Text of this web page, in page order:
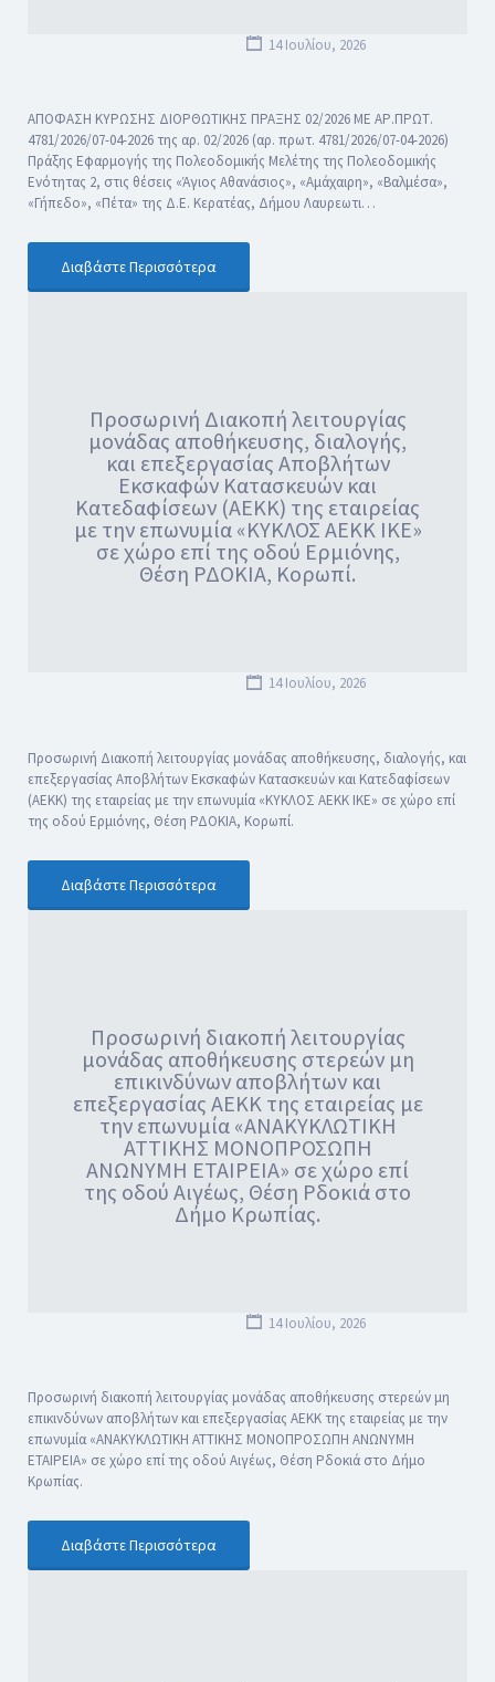
14 Ιουλίου, 2026
ΑΠΟΦΑΣΗ ΚΥΡΩΣΗΣ ΔΙΟΡΘΩΤΙΚΗΣ ΠΡΑΞΗΣ 02/2026 ΜΕ ΑΡ.ΠΡΩΤ.
4781/2026/07-04-2026 της αρ. 02/2026 (αρ. πρωτ. 4781/2026/07-04-2026)
Πράξης Εφαρμογής της Πολεοδομικής Μελέτης της Πολεοδομικής
Ενότητας 2, στις θέσεις «Άγιος Αθανάσιος», «Αμάχαιρη», «Βαλμέσα»,
«Γήπεδο», «Πέτα» της Δ.Ε. Κερατέας, Δήμου Λαυρεωτι…
Διαβάστε Περισσότερα
Προσωρινή Διακοπή λειτουργίας
μονάδας αποθήκευσης, διαλογής,
και επεξεργασίας Αποβλήτων
Εκσκαφών Κατασκευών και
Κατεδαφίσεων (ΑΕΚΚ) της εταιρείας
με την επωνυμία «ΚΥΚΛΟΣ ΑΕΚΚ ΙΚΕ»
σε χώρο επί της οδού Ερμιόνης,
Θέση ΡΔΟΚΙΑ, Κορωπί.
14 Ιουλίου, 2026
Προσωρινή Διακοπή λειτουργίας μονάδας αποθήκευσης, διαλογής, και
επεξεργασίας Αποβλήτων Εκσκαφών Κατασκευών και Κατεδαφίσεων
(ΑΕΚΚ) της εταιρείας με την επωνυμία «ΚΥΚΛΟΣ ΑΕΚΚ ΙΚΕ» σε χώρο επί
της οδού Ερμιόνης, Θέση ΡΔΟΚΙΑ, Κορωπί.
Διαβάστε Περισσότερα
Προσωρινή διακοπή λειτουργίας
μονάδας αποθήκευσης στερεών μη
επικινδύνων αποβλήτων και
επεξεργασίας ΑΕΚΚ της εταιρείας με
την επωνυμία «ΑΝΑΚΥΚΛΩΤΙΚΗ
ΑΤΤΙΚΗΣ ΜΟΝΟΠΡΟΣΩΠΗ
ΑΝΩΝΥΜΗ ΕΤΑΙΡΕΙΑ» σε χώρο επί
της οδού Αιγέως, Θέση Ρδοκιά στο
Δήμο Κρωπίας.
14 Ιουλίου, 2026
Προσωρινή διακοπή λειτουργίας μονάδας αποθήκευσης στερεών μη
επικινδύνων αποβλήτων και επεξεργασίας ΑΕΚΚ της εταιρείας με την
επωνυμία «ΑΝΑΚΥΚΛΩΤΙΚΗ ΑΤΤΙΚΗΣ ΜΟΝΟΠΡΟΣΩΠΗ ΑΝΩΝΥΜΗ
ΕΤΑΙΡΕΙΑ» σε χώρο επί της οδού Αιγέως, Θέση Ρδοκιά στο Δήμο
Κρωπίας.
Διαβάστε Περισσότερα